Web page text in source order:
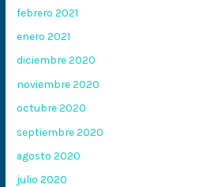
febrero 2021
enero 2021
diciembre 2020
noviembre 2020
octubre 2020
septiembre 2020
agosto 2020
julio 2020